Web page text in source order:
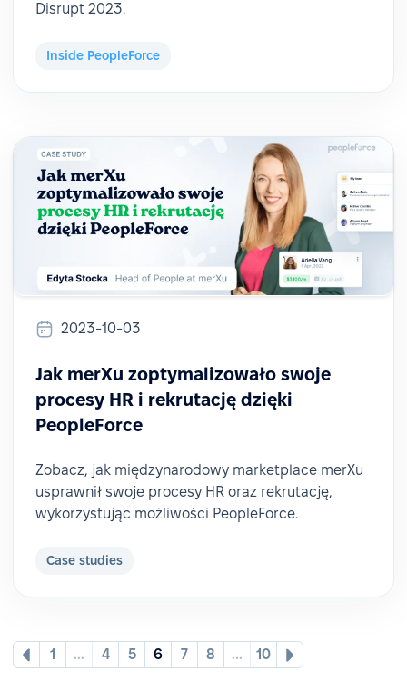
Disrupt 2023.
Inside PeopleForce
2023-10-03
Jak merXu zoptymalizowało swoje
procesy HR i rekrutację dzięki
PeopleForce
Zobacz, jak międzynarodowy marketplace merXu
usprawnił swoje procesy HR oraz rekrutację,
wykorzystując możliwości PeopleForce.
Case studies
1 ... 4 5 6 7 8 ... 10